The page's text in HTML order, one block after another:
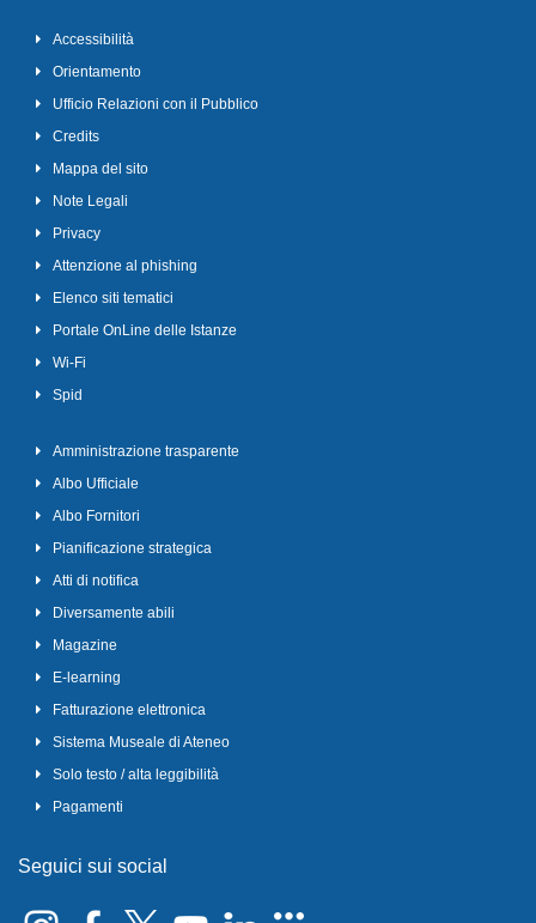
Accessibilità
Orientamento
Ufficio Relazioni con il Pubblico
Credits
Mappa del sito
Note Legali
Privacy
Attenzione al phishing
Elenco siti tematici
Portale OnLine delle Istanze
Wi-Fi
Spid
Amministrazione trasparente
Albo Ufficiale
Albo Fornitori
Pianificazione strategica
Atti di notifica
Diversamente abili
Magazine
E-learning
Fatturazione elettronica
Sistema Museale di Ateneo
Solo testo / alta leggibilità
Pagamenti
Seguici sui social